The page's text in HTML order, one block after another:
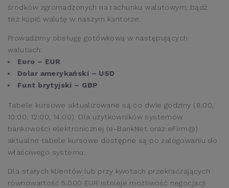
środków zgromadzonych na rachunku walutowym, bądź
też kupić walutę w naszym kantorze.
Prowadzimy obsługę gotówkową w następujących
walutach:
Euro – EUR
Dolar amerykański – USD
Funt brytyjski – GBP
Tabele kursowe aktualizowane są co dwie godziny (8:00,
10:00, 12:00, 14:00). Dla użytkowników systemów
bankowości elektronicznej (e-BankNet oraz eFirm@)
aktualne tabele kursowe dostępne są po zalogowaniu do
właściwego systemu.
Dla stałych klientów lub przy kwotach przekraczających
równowartość 5.000 EUR istnieje możliwość negocjacji